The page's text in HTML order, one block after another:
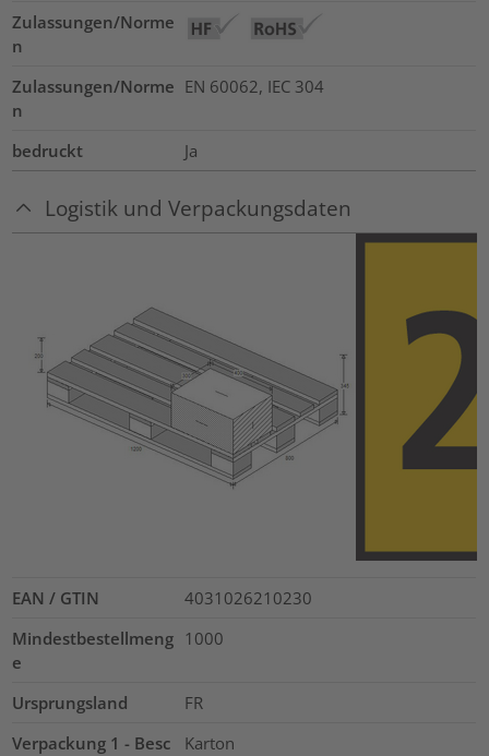
Zulassungen/Norme
n
Zulassungen/Norme
n
EN 60062, IEC 304
bedruckt Ja
Logistik und Verpackungsdaten
EAN / GTIN
4031026210230
Mindestbestellmeng
e
1000
Ursprungsland
FR
Verpackung 1 - Besc
Karton